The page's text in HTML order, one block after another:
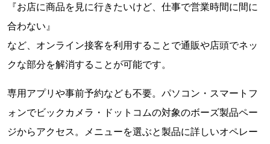
『お店に商品を見に行きたいけど、仕事で営業時間に間に
合わない』
など、オンライン接客を利用することで通販や店頭でネッ
クな部分を解消することが可能です。
専用アプリや事前予約なども不要。パソコン・スマートフ
ォンでビックカメラ・ドットコムの対象のボーズ製品ペー
ジからアクセス。メニューを選ぶと製品に詳しいオペレー